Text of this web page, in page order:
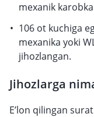
mexanik
106 ot kuchiga
mexanika yoki
jihozlangan.
Jihozlarga
E’lon qilingan